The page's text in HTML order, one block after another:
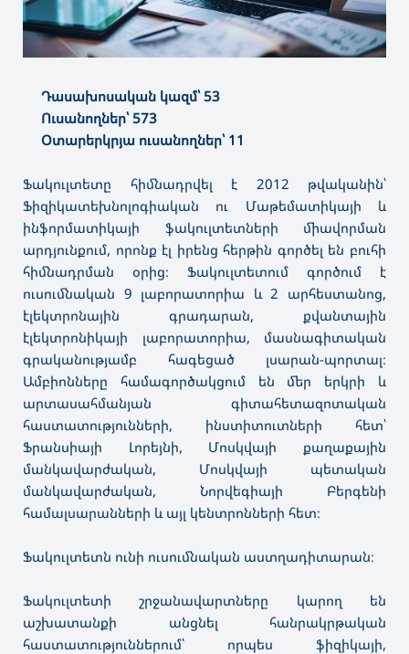
Դասախոսական կազմ՝ 53
Ուսանողներ՝ 573
Օտարերկրյա ուսանողներ՝ 11
Ֆակուլտետը հիմնադրվել է 2012 թվականին՝
Ֆիզիկատեխնոլոգիական ու Մաթեմատիկայի և
ինֆորմատիկայի ֆակուլտետների միավորման
արդյունքում, որոնք էլ իրենց հերթին գործել են բուհի
հիմնադրման օրից։ Ֆակուլտետում գործում է
ուսումնական 9 լաբորատորիա և 2 արհեստանոց,
էլեկտրոնային գրադարան, քվանտային
էլեկտրոնիկայի լաբորատորիա, մասնագիտական
գրականությամբ հագեցած լսարան-պորտալ։
Ամբիոնները համագործակցում են մեր երկրի և
արտասահմանյան գիտահետազոտական
հաստատությունների, ինստիտուտների հետ՝
Ֆրանսիայի Լորեյնի, Մոսկվայի քաղաքային
մանկավարժական, Մոսկվայի պետական
մանկավարժական, Նորվեգիայի Բերգենի
համալսարանների և այլ կենտրոնների հետ։
Ֆակուլտետն ունի ուսումնական աստղադիտարան։
Ֆակուլտետի շրջանավարտները կարող են
աշխատանքի անցնել հանրակրթական
հաստատություններում՝ որպես ֆիզիկայի,